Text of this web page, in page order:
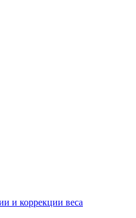
и коррекции веса